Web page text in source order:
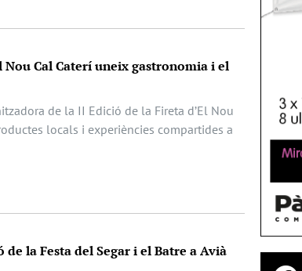
Cal Caterí uneix gastronomia i el
de la II Edició de la Fireta d’El Nou
locals i experiències compartides a
la Festa del Segar i el Batre a Avià